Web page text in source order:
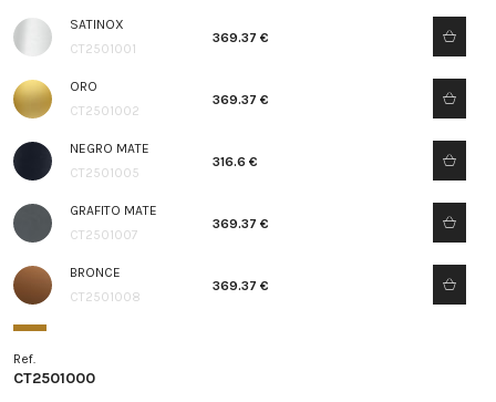
SATINOX
CT2501001
369.37 €
ORO
CT2501002
369.37 €
NEGRO MATE
CT2501005
316.6 €
GRAFITO MATE
CT2501007
369.37 €
BRONCE
CT2501008
369.37 €
Ref.
CT2501000